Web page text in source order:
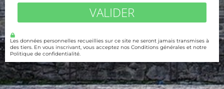
VALIDER
Les données personnelles recueillies sur ce site ne seront jamais transmises à
des tiers. En vous inscrivant, vous acceptez nos Conditions générales et notre
Politique de confidentialité.